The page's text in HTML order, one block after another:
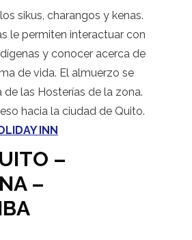
sikus, charangos y kenas.
le permiten interactuar con
y conocer acerca de
de vida. El almuerzo se
de las Hosterías de la zona.
hacia la ciudad de Quito.
INN
–
–